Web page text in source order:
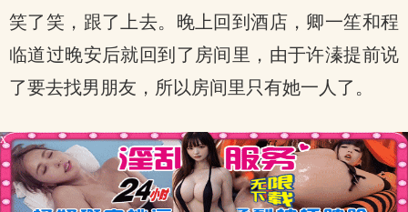
笑了笑，跟了上去。晚上回到酒店，卿一笙和程
临道过晚安后就回到了房间里，由于许溱提前说
了要去找男朋友，所以房间里只有她一人了。
x